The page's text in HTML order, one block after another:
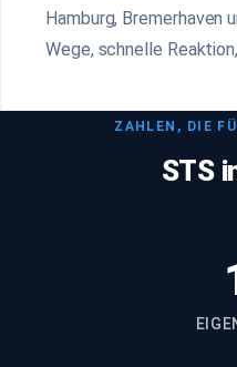
Hamburg, Bremerhaven
Wege, schnelle
ZAHLEN, DIE
STS